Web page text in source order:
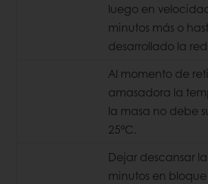
luego en
minutos más o
desarrollado la
Al momento de
amasadora la
la masa no debe
25°C.
Dejar descansar
minutos en